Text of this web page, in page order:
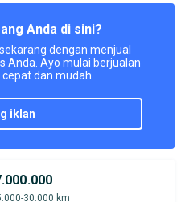
Anda di sini?
dengan menjual
Anda. Ayo mulai berjualan
dan mudah.
iklan
30.000 km